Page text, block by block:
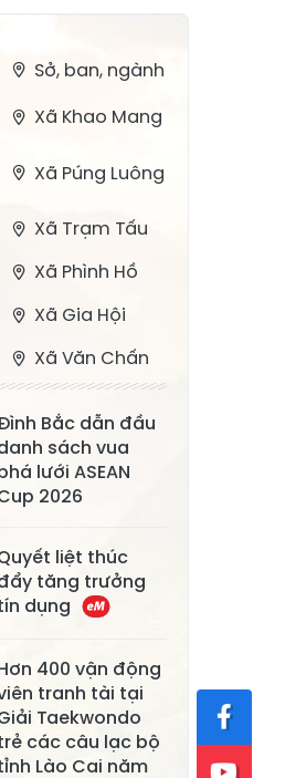
Sở, ban, ngành
Xã Khao Mang
Xã Púng Luông
Xã Trạm Tấu
Xã Phình Hồ
Xã Gia Hội
Xã Văn Chấn
Xã Chấn Thịnh
Xã Phong Dụ
Hạ
Xã Tân Hợp
Xã Lâm
Thượng
Xã Tân Lĩnh
Bắc dẫn đầu
sách vua
lưới ASEAN
2026
liệt thúc
tăng trưởng
dụng
400 vận động
tranh tài tại
Taekwondo
các câu lạc bộ
Lào Cai năm